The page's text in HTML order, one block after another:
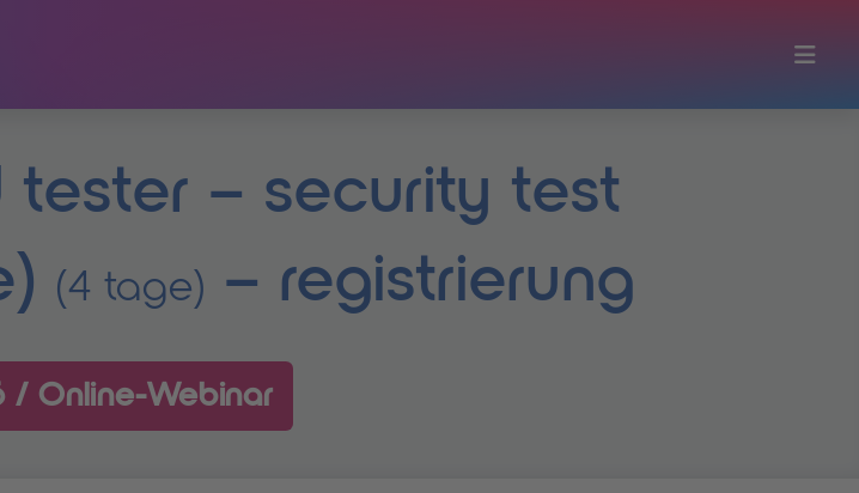
– security test
(4 tage) – registrierung
/ Online-Webinar